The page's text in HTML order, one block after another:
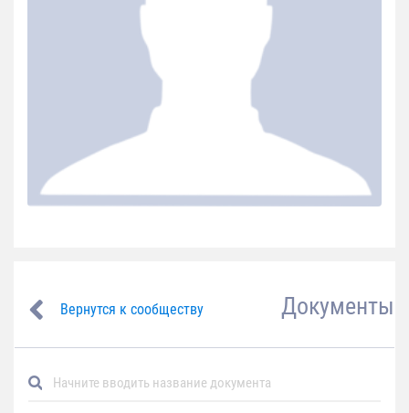
Вернутся к сообществу Документы